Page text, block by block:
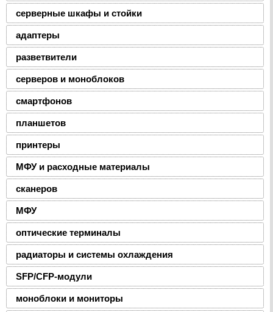
серверные шкафы и стойки
адаптеры
разветвители
серверов и моноблоков
смартфонов
планшетов
принтеры
МФУ и расходные материалы
сканеров
МФУ
оптические терминалы
радиаторы и системы охлаждения
SFP/CFP-модули
моноблоки и мониторы